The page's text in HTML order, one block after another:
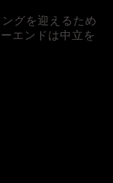
グを迎えるため
エンドは中立を